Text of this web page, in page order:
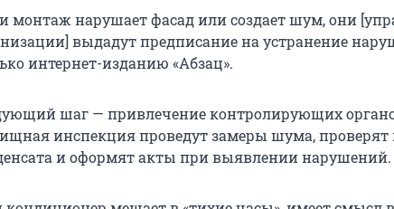
монтаж нарушает фасад или создает шум, они
выдадут предписание на устранение
интернет-изданию «Абзац».
шаг — привлечение контролирующих
инспекция проведут замеры шума, проверят
и оформят акты при выявлении нарушений.